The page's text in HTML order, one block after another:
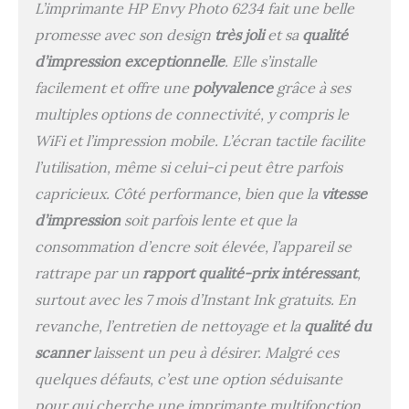
L’imprimante HP Envy Photo 6234 fait une belle
promesse avec son design très joliet sa qualité
d’impression exceptionnelle. Elle s’installe
facilement et offre une polyvalencegrâce à ses
multiples options de connectivité, y compris le
WiFi et l’impression mobile. L’écran tactile facilite
l’utilisation, même si celui-ci peut être parfois
capricieux. Côté performance, bien que la vitesse
d’impressionsoit parfois lente et que la
consommation d’encre soit élevée, l’appareil se
rattrape par un rapport qualité-prix intéressant,
surtout avec les 7 mois d’Instant Ink gratuits. En
revanche, l’entretien de nettoyage et la qualité du
scannerlaissent un peu à désirer. Malgré ces
quelques défauts, c’est une option séduisante
pour qui cherche une imprimante multifonction